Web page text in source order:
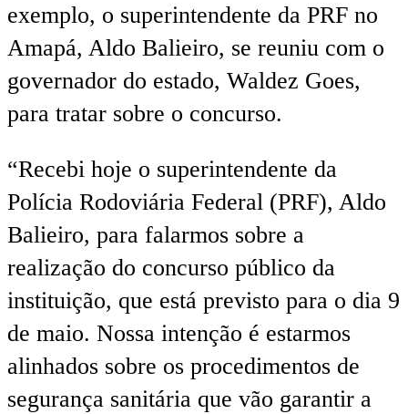
exemplo, o superintendente da PRF no
Amapá, Aldo Balieiro, se reuniu com o
governador do estado, Waldez Goes,
para tratar sobre o concurso.
“Recebi hoje o superintendente da
Polícia Rodoviária Federal (PRF), Aldo
Balieiro, para falarmos sobre a
realização do concurso público da
instituição, que está previsto para o dia 9
de maio. Nossa intenção é estarmos
alinhados sobre os procedimentos de
segurança sanitária que vão garantir a